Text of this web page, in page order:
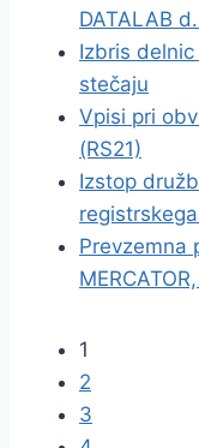
DATALAB
Izbris delnic
stečaju
Vpisi pri
(RS21)
Izstop
Prevzemna
1
2
3